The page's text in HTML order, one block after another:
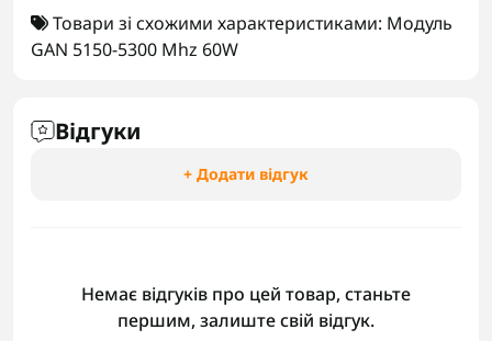
Товари зі схожими характеристиками: Модуль
GAN 5150-5300 Mhz 60W
Відгуки
+ Додати відгук
Немає відгуків про цей товар, станьте
першим, залиште свій відгук.